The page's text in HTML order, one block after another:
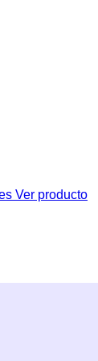
Ver producto